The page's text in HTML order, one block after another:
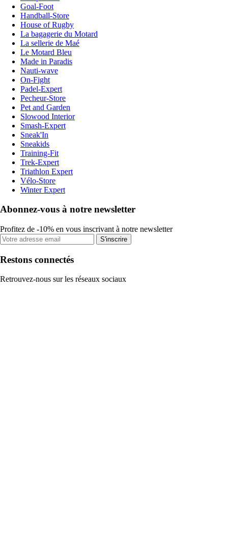
Goal-Foot
Handball-Store
House of Rugby
La bagagerie du Motard
La sellerie de Maé
Le Motard Bleu
Made in Paradis
Nauti-wave
On-Fight
Padel-Expert
Pecheur-Store
Pet and Garden
Slowood Interior
Smash-Expert
Sneak'In
Sneakids
Training-Fit
Trek-Expert
Triathlon Expert
Vélo-Store
Winter Expert
Abonnez-vous à notre newsletter
Profitez de -10% en vous inscrivant à notre newsletter
S'inscrire
Restons connectés
Retrouvez-nous sur les réseaux sociaux